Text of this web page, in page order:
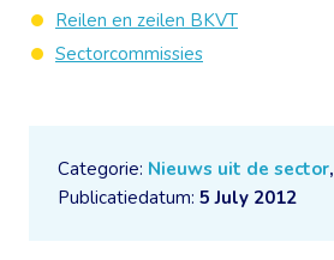
Categorie: Nieuws uit de sector,
Publicatiedatum: 5 July 2012
Reilen en zeilen BKVT
Sectorcommissies